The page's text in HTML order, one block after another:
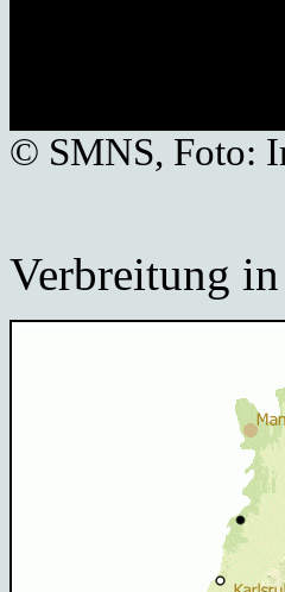
© SMNS, Foto:
Verbreitung